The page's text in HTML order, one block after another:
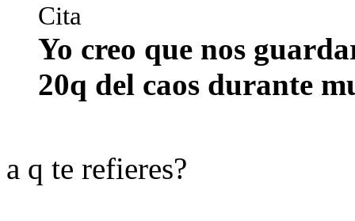
Cita
Yo creo que nos
20q del caos durante
a q te refieres?